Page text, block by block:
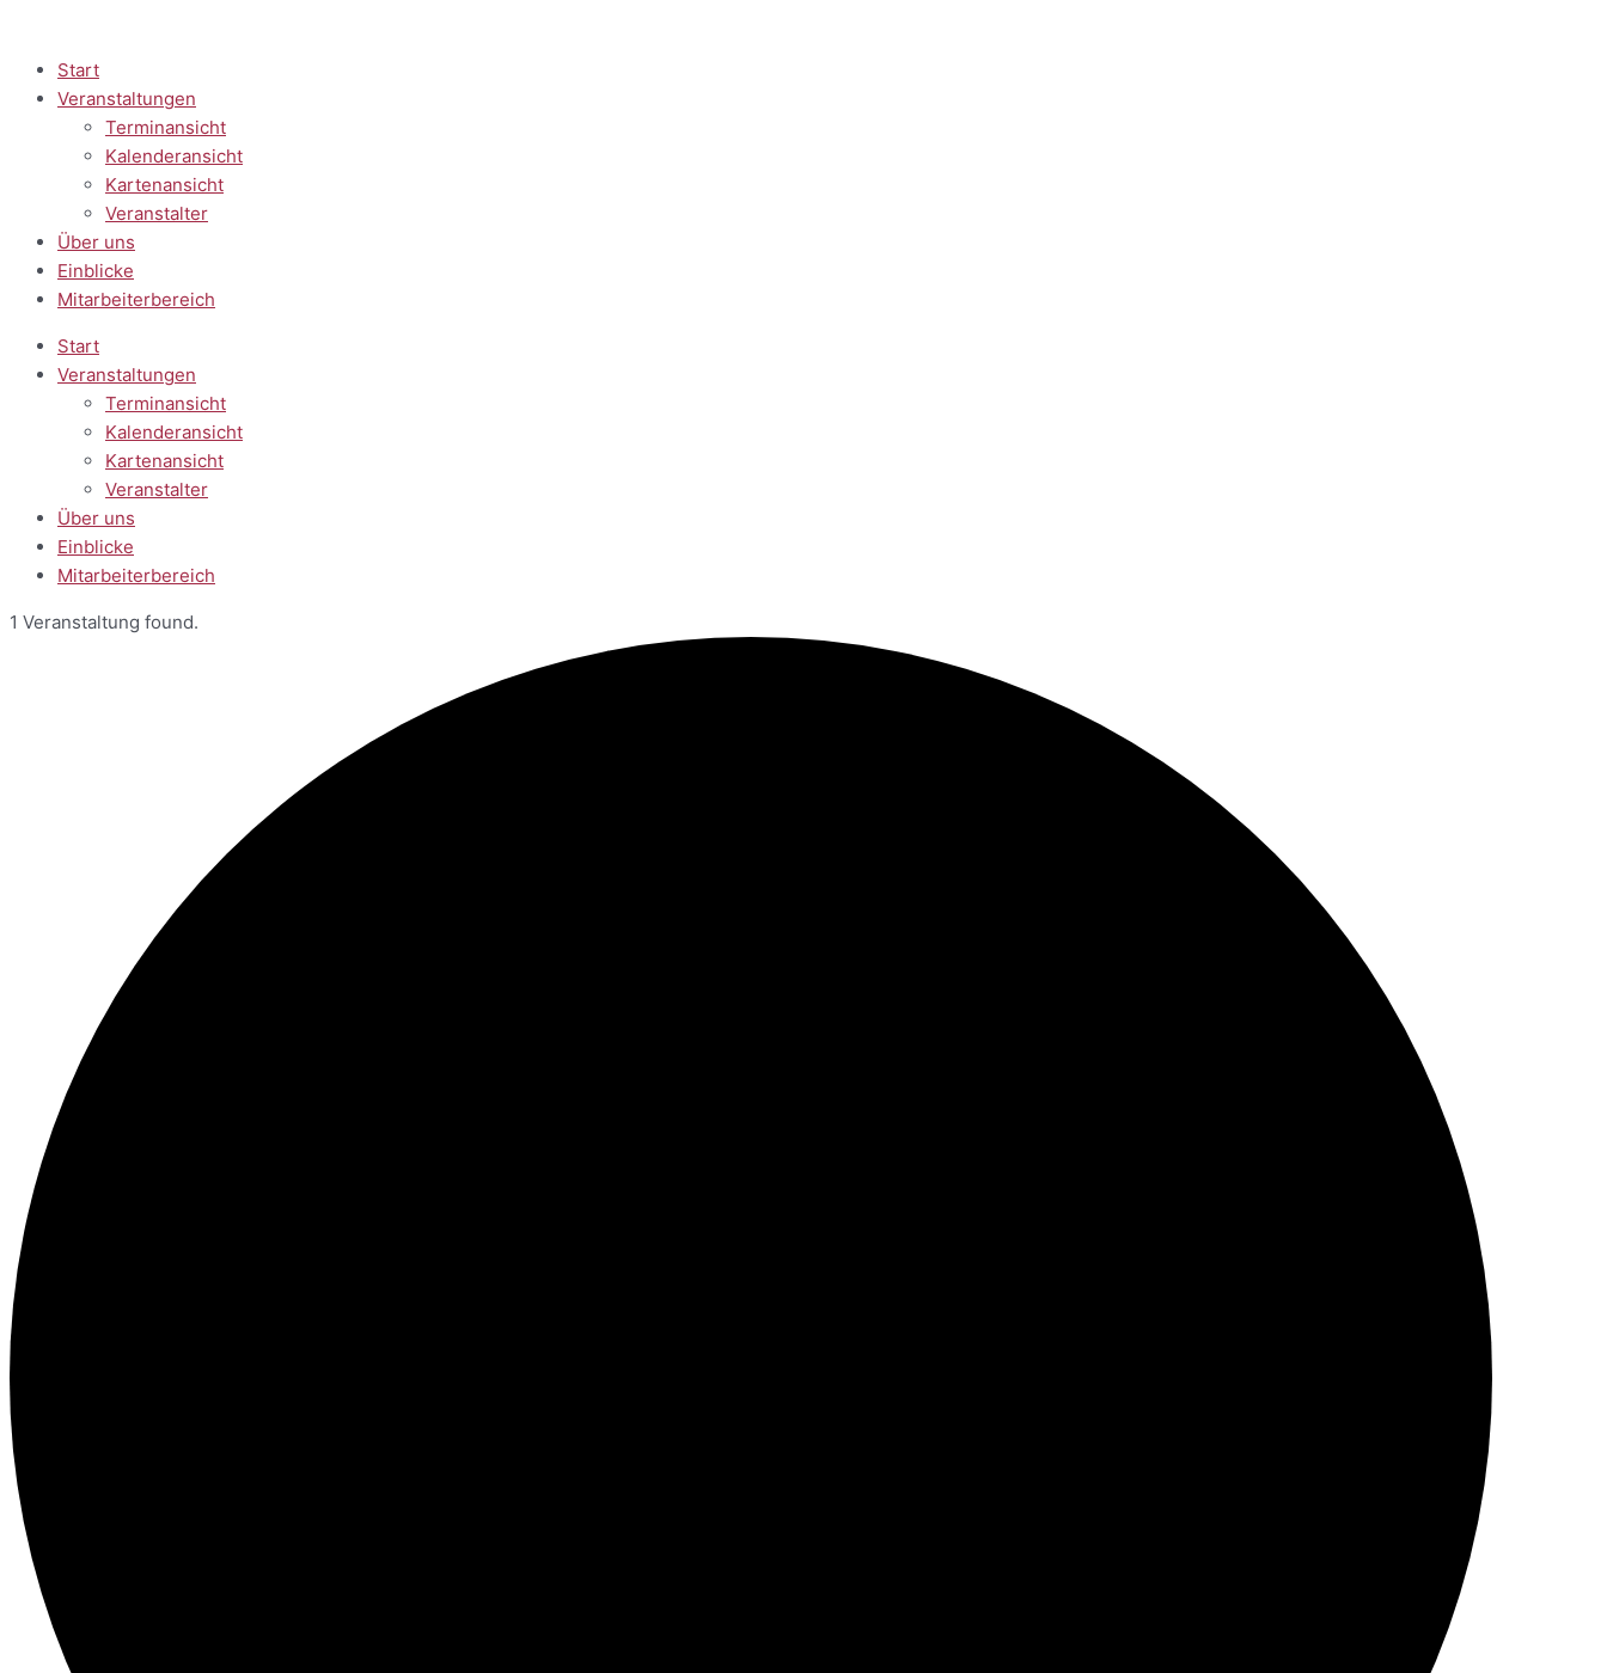
springen
Start
Veranstaltungen
Terminansicht
Kalenderansicht
Kartenansicht
Veranstalter
Über uns
Einblicke
Mitarbeiterbereich
Start
Veranstaltungen
Terminansicht
Kalenderansicht
Kartenansicht
Veranstalter
Über uns
Einblicke
Mitarbeiterbereich
1 Veranstaltung found.